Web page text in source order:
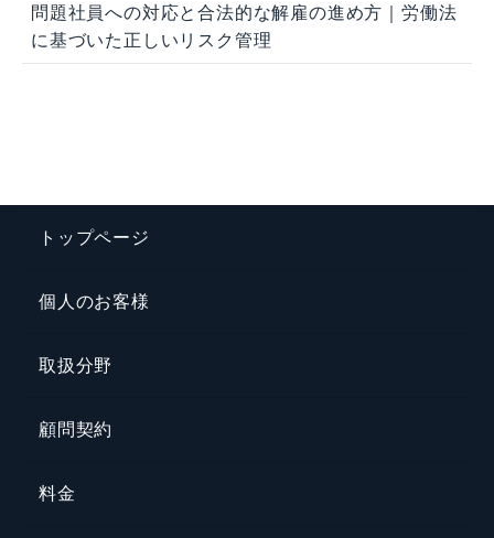
問題社員への対応と合法的な解雇の進め方｜労働法
に基づいた正しいリスク管理
トップページ
個人のお客様
取扱分野
顧問契約
料金